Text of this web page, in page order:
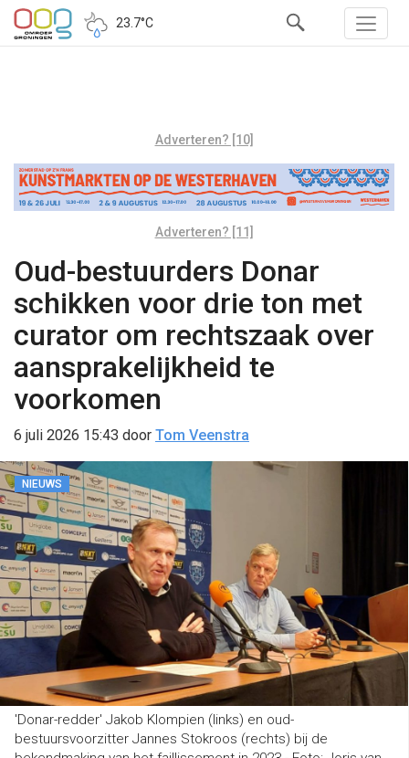
23.7°C
Adverteren? [10]
Adverteren? [11]
Oud-bestuurders Donar
schikken voor drie ton met
curator om rechtszaak over
aansprakelijkheid te
voorkomen
6 juli 2026 15:43 door Tom Veenstra
NIEUWS
'Donar-redder' Jakob Klompien (links) en oud-
bestuursvoorzitter Jannes Stokroos (rechts) bij de